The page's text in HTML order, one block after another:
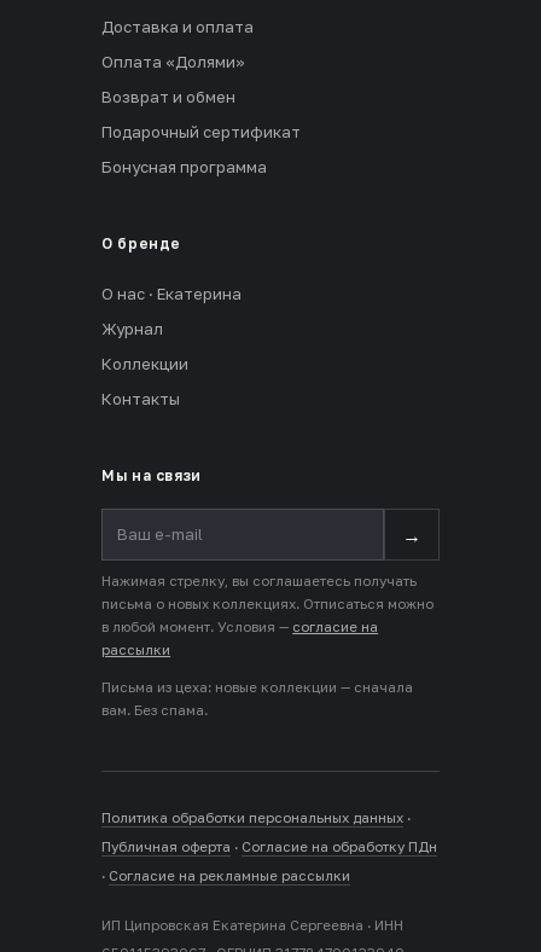
Доставка и оплата
Оплата «Долями»
Возврат и обмен
Подарочный сертификат
Бонусная программа
О бренде
О нас · Екатерина
Журнал
Коллекции
Контакты
Мы на связи
→
Нажимая стрелку, вы соглашаетесь получать
письма о новых коллекциях. Отписаться можно
в любой момент. Условия — согласие на
рассылки
Письма из цеха: новые коллекции — сначала
вам. Без спама.
Политика обработки персональных данных ·
Публичная оферта · Согласие на обработку ПДн
· Согласие на рекламные рассылки
ИП Ципровская Екатерина Сергеевна · ИНН